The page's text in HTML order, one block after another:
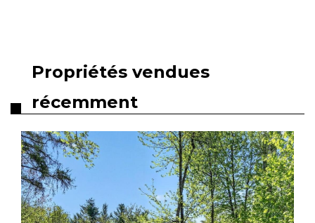
Propriétés vendues
récemment